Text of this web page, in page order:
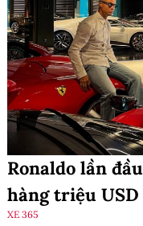
Ronaldo lần
hàng triệu USD
XE 365